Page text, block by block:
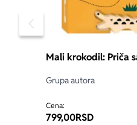
Pomeranje sadržaja
Mali krokodil: Priča
Grupa autora
Cena:
799,00RSD